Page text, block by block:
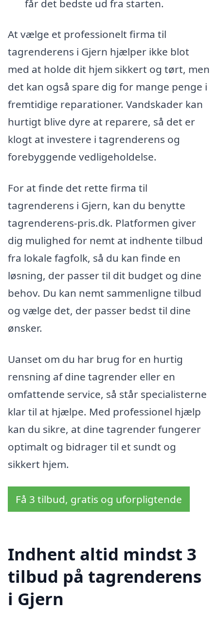
får det bedste ud fra starten.
At vælge et professionelt firma til
tagrenderens i Gjern hjælper ikke blot
med at holde dit hjem sikkert og tørt, men
det kan også spare dig for mange penge i
fremtidige reparationer. Vandskader kan
hurtigt blive dyre at reparere, så det er
klogt at investere i tagrenderens og
forebyggende vedligeholdelse.
For at finde det rette firma til
tagrenderens i Gjern, kan du benytte
tagrenderens-pris.dk. Platformen giver
dig mulighed for nemt at indhente tilbud
fra lokale fagfolk, så du kan finde en
løsning, der passer til dit budget og dine
behov. Du kan nemt sammenligne tilbud
og vælge det, der passer bedst til dine
ønsker.
Uanset om du har brug for en hurtig
rensning af dine tagrender eller en
omfattende service, så står specialisterne
klar til at hjælpe. Med professionel hjælp
kan du sikre, at dine tagrender fungerer
optimalt og bidrager til et sundt og
sikkert hjem.
Få 3 tilbud, gratis og uforpligtende
Indhent altid mindst 3
tilbud på tagrenderens
i Gjern